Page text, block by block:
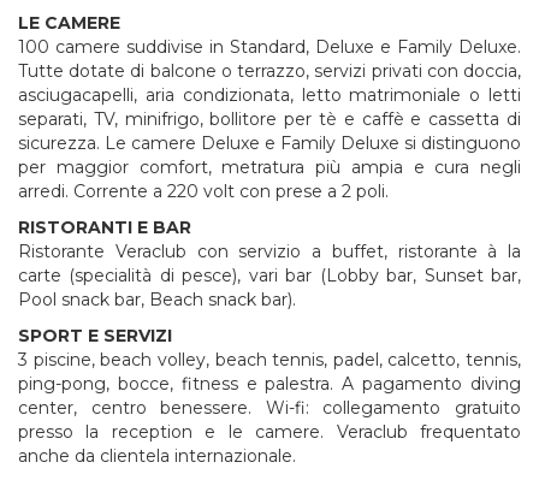
LE CAMERE
100 camere suddivise in Standard, Deluxe e Family Deluxe.
Tutte dotate di balcone o terrazzo, servizi privati con doccia,
asciugacapelli, aria condizionata, letto matrimoniale o letti
separati, TV, minifrigo, bollitore per tè e caffè e cassetta di
sicurezza. Le camere Deluxe e Family Deluxe si distinguono
per maggior comfort, metratura più ampia e cura negli
arredi. Corrente a 220 volt con prese a 2 poli.
RISTORANTI E BAR
Ristorante Veraclub con servizio a buffet, ristorante à la
carte (specialità di pesce), vari bar (Lobby bar, Sunset bar,
Pool snack bar, Beach snack bar).
SPORT E SERVIZI
3 piscine, beach volley, beach tennis, padel, calcetto, tennis,
ping-pong, bocce, fitness e palestra. A pagamento diving
center, centro benessere. Wi-fi: collegamento gratuito
presso la reception e le camere. Veraclub frequentato
anche da clientela internazionale.